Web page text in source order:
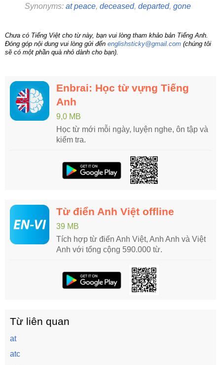
Synonyms: at peace, deceased, departed, gone
Chưa có Tiếng Việt cho từ này, bạn vui lòng tham khảo bản Tiếng Anh.
Đóng góp nội dung vui lòng gửi đến englishsticky@gmail.com (chúng tôi
sẽ có một phần quà nhỏ dành cho bạn).
Enbrai: Học từ vựng Tiếng
Anh
9,0 MB
Học từ mới mỗi ngày, luyện nghe, ôn tập và
kiểm tra.
Từ điển Anh Việt offline
39 MB
Tích hợp từ điển Anh Việt, Anh Anh và Việt
Anh với tổng cộng 590.000 từ.
Từ liên quan
at
atc